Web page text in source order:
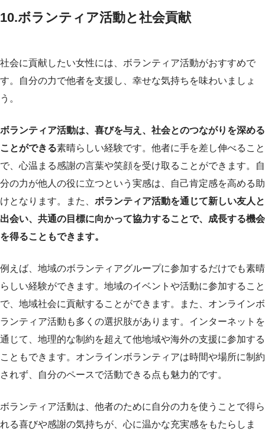
10.ボランティア活動と社会貢献
社会に貢献したい女性には、ボランティア活動がおすすめで
す。自分の力で他者を支援し、幸せな気持ちを味わいましょ
う。
ボランティア活動は、喜びを与え、社会とのつながりを深める
ことができる素晴らしい経験です。他者に手を差し伸べること
で、心温まる感謝の言葉や笑顔を受け取ることができます。自
分の力が他人の役に立つという実感は、自己肯定感を高める助
けとなります。また、 ボランティア活動を通じて新しい友人と
出会い、共通の目標に向かって協力することで、成長する機会
を得ることもできます。
例えば、地域のボランティアグループに参加するだけでも素晴
らしい経験ができます。地域のイベントや活動に参加すること
で、地域社会に貢献することができます。また、オンラインボ
ランティア活動も多くの選択肢があります。インターネットを
通じて、地理的な制約を超えて他地域や海外の支援に参加する
こともできます。オンラインボランティアは時間や場所に制約
されず、自分のペースで活動できる点も魅力的です。
ボランティア活動は、他者のために自分の力を使うことで得ら
れる喜びや感謝の気持ちが、心に温かな充実感をもたらしま